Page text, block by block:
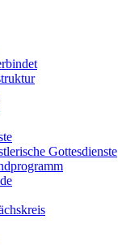
Gottesdienste